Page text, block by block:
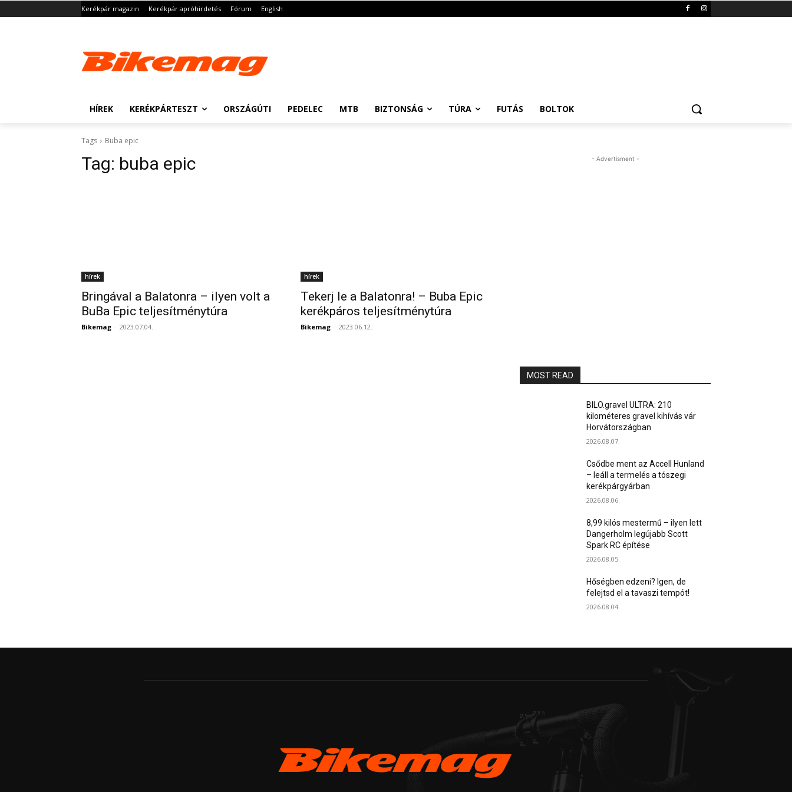
Kerékpár magazin Kerékpár apróhirdetés Fórum English
HÍREK KERÉKPÁRTESZT ORSZÁGÚTI PEDELEC MTB BIZTONSÁG TÚRA FUTÁS BOLTOK
Tags Buba epic
Tag: buba epic
hírek
Bringával a Balatonra – ilyen volt a
BuBa Epic teljesítménytúra
Bikemag - 2023.07.04.
hírek
Tekerj le a Balatonra! – Buba Epic
kerékpáros teljesítménytúra
Bikemag - 2023.06.12.
- Advertisment -
MOST READ
BILO.gravel ULTRA: 210
kilométeres gravel kihívás vár
Horvátországban
2026.08.07.
Csődbe ment az Accell Hunland
– leáll a termelés a tószegi
kerékpárgyárban
2026.08.06.
8,99 kilós mestermű – ilyen lett
Dangerholm legújabb Scott
Spark RC építése
2026.08.05.
Hőségben edzeni? Igen, de
felejtsd el a tavaszi tempót!
2026.08.04.